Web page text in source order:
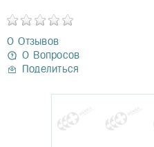
0 Отзывов
0 Вопросов
Поделиться